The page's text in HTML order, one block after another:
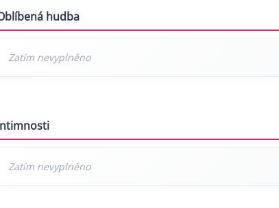
hudba